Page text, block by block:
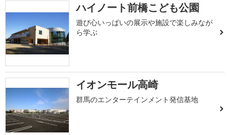
ハイノート前橋こども公園
遊び心いっぱいの展示や施設で楽しみなが
ら学ぶ
イオンモール高崎
群馬のエンターテインメント発信基地